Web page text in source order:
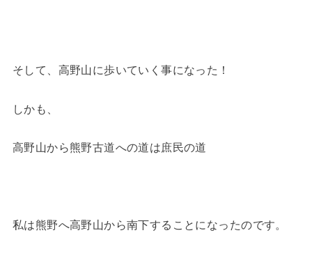
そして、高野山に歩いていく事になった！
しかも、
高野山から熊野古道への道は庶民の道
私は熊野へ高野山から南下することになったのです。